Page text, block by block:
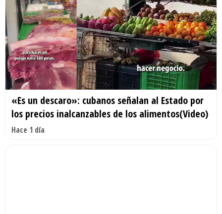
«Es un descaro»: cubanos señalan al Estado por
los precios inalcanzables de los alimentos(Video)
Hace 1 día